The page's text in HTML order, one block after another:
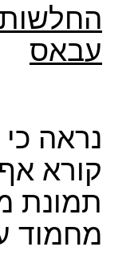
עבאס
נראה כי
קורא
תמונת
מחמוד